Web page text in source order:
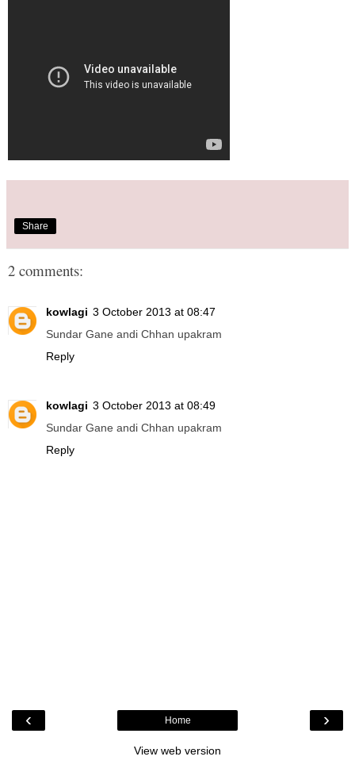
Share
2 comments:
kowlagi 3 October 2013 at 08:47
Sundar Gane andi Chhan upakram
Reply
kowlagi 3 October 2013 at 08:49
Sundar Gane andi Chhan upakram
Reply
‹ ›
Home
View web version